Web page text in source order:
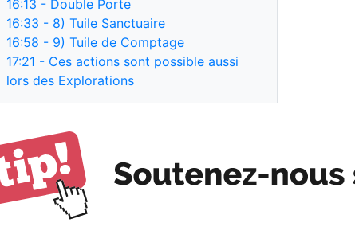
16:13 - Double Porte
16:33 - 8) Tuile Sanctuaire
16:58 - 9) Tuile de Comptage
17:21 - Ces actions sont possible aussi
lors des Explorations